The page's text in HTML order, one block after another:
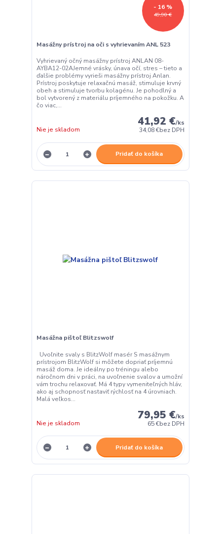
49,90 €
- 16 %
Masážny prístroj na oči s vyhrievaním ANL 523
Vyhrievaný očný masážny prístroj ANLAN 08-
AYBA12-02AJemné vrásky, únava očí, stres – tieto a
ďalšie problémy vyrieši masážny prístroj Anlan.
Prístroj poskytuje relaxačnú masáž, stimuluje krvný
obeh a stimuluje tvorbu kolagénu. Je pohodlný a
bol vytvorený z materiálu príjemného na pokožku. A
čo viac,...
41,92 €/ks
34,08 €bez DPH
Nie je skladom
Pridať do košíka
Masážna pištoľ Blitzswolf
Uvoľnite svaly s BlitzWolf masér S masážnym
prístrojom BlitzWolf si môžete dopriať príjemnú
masáž doma. Je ideálny po tréningu alebo
náročnom dni v práci, na uvoľnenie svalov a umožní
vám trochu relaxovať. Má 4 typy vymeniteľných hláv,
ako aj schopnosť nastaviť rýchlosť na 4 úrovniach.
Malá veľkos...
79,95 €/ks
65 €bez DPH
Nie je skladom
Pridať do košíka